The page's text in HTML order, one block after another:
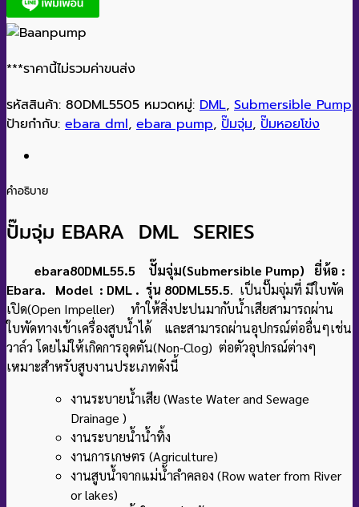
***ราคานี้ไม่รวมค่าขนส่ง
รหัสสินค้า: 80DML5505 หมวดหมู่: DML, Submersible Pump
ป้ายกำกับ: ebara dml, ebara pump, ปั๊มจุ่ม, ปั๊มหอยโข่ง
คำอธิบาย
ปั๊มจุ่ม EBARA DML SERIES
ebara80DML55.5 ปั๊มจุ่ม(Submersible Pump) ยี่ห้อ :
Ebara. Model : DML . รุ่น 80DML55.5. เป็นปั๊มจุ่มที่ มีใบพัด
เปิด(Open Impeller) ทำให้สิ่งปะปนมากับน้ำเสียสามารถผ่าน
ใบพัดทางเข้าเครื่องสูบน้ำได้ และสามารถผ่านอุปกรณ์ต่ออื่นๆเช่น
วาล์ว โดยไม่ให้เกิดการอุดตัน(Non-Clog) ต่อตัวอุปกรณ์ต่างๆ
เหมาะสำหรับสูบงานประเภทดังนี้
งานระบายน้ำเสีย (Waste Water and Sewage
Drainage )
งานระบายน้ำน้ำทิ้ง
งานการเกษตร (Agriculture)
งานสูบน้ำจากแม่น้ำลำคลอง (Row water from River
or lakes)